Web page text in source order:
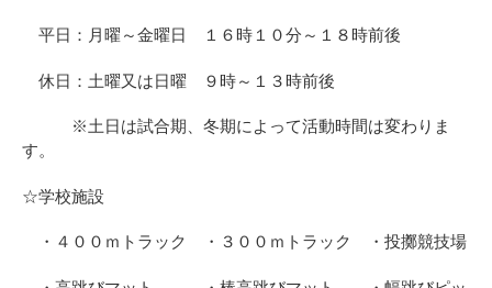
平日：月曜～金曜日 １６時１０分～１８時前後
休日：土曜又は日曜 ９時～１３時前後
※土日は試合期、冬期によって活動時間は変わりま
す。
☆学校施設
・４００ｍトラック ・３００ｍトラック ・投擲競技場